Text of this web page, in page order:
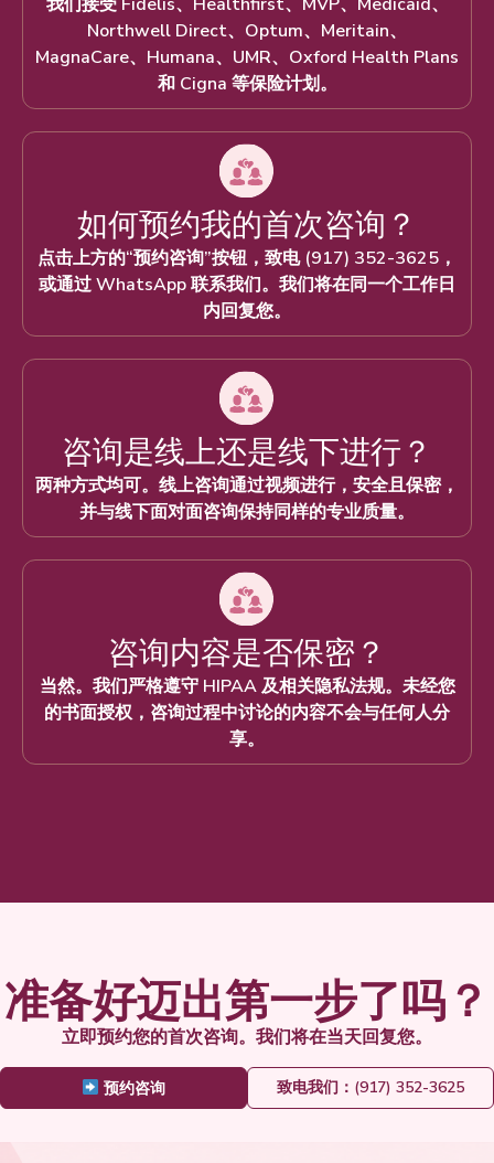
Northwell Direct、Optum、Meritain、
MagnaCare、Humana、UMR、Oxford Health Plans
和 Cigna 等保险计划。
如何预约我的首次咨询？
点击上方的“预约咨询”按钮，致电 (917) 352-3625，
或通过 WhatsApp 联系我们。我们将在同一个工作日
内回复您。
咨询是线上还是线下进行？
两种方式均可。线上咨询通过视频进行，安全且保密，
并与线下面对面咨询保持同样的专业质量。
咨询内容是否保密？
当然。我们严格遵守 HIPAA 及相关隐私法规。未经您
的书面授权，咨询过程中讨论的内容不会与任何人分
享。
准备好迈出第一步了吗？
立即预约您的首次咨询。我们将在当天回复您。
预约咨询 致电我们：(917) 352-3625